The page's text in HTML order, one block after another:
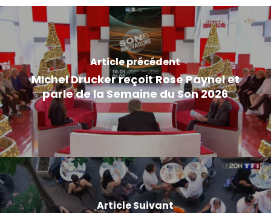
Article précédent
MIchel Drucker reçoit Rose Paynel et
parle de la Semaine du Son 2026
Article Suivant